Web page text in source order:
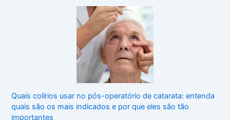
Quais colírios usar no pós-operatório de catarata: entenda
quais são os mais indicados e por que eles são tão
importantes